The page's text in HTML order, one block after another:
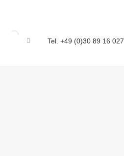
Tel. +49 (0)30 89 16 027